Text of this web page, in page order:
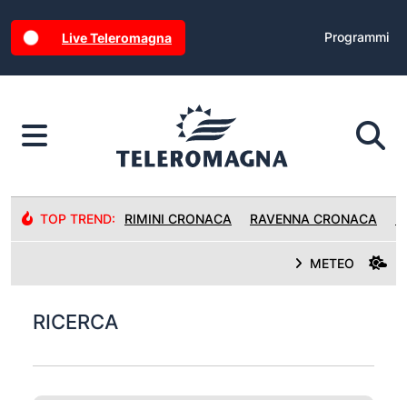
Live Teleromagna Programmi
TOP TREND: RIMINI CRONACA RAVENNA CRONACA
METEO
RICERCA